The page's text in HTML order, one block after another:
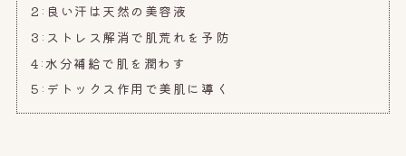
2:良い汗は天然の美容液
3:ストレス解消で肌荒れを予防
4:水分補給で肌を潤わす
5:デトックス作用で美肌に導く